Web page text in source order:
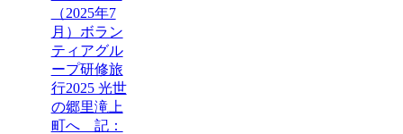
（2025年7
月）ボラン
ティアグル
ープ研修旅
行2025 光世
の郷里滝上
町へ 記：